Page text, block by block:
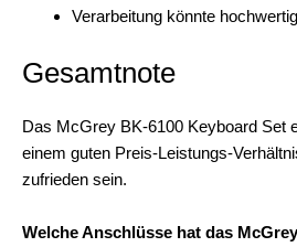
Verarbeitung könnte
Gesamtnote
Das McGrey BK-6100 Keyboard Set
einem guten Preis-Leistungs-
zufrieden sein.
Welche Anschlüsse hat das